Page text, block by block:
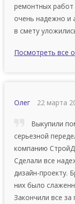
ремонтных работ
очень надежно и
в смету
Посмотреть все
Олег 22 марта
Выкупили
серьезной
компанию
Сделали все
дизайн-проекту.
них было
Закончили все